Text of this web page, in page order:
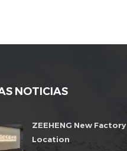
NOTICIAS
ZEEHENG New Factory
Location